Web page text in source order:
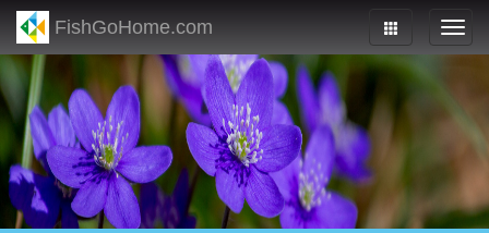
FishGoHome.com